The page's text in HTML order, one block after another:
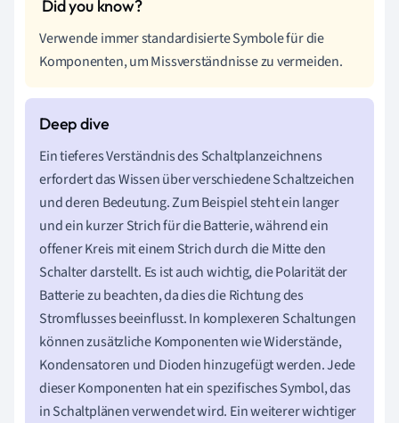
Verwende immer standardisierte Symbole für die
Komponenten, um Missverständnisse zu vermeiden.
Ein tieferes Verständnis des Schaltplanzeichnens
erfordert das Wissen über verschiedene Schaltzeichen
und deren Bedeutung. Zum Beispiel steht ein langer
und ein kurzer Strich für die Batterie, während ein
offener Kreis mit einem Strich durch die Mitte den
Schalter darstellt. Es ist auch wichtig, die Polarität der
Batterie zu beachten, da dies die Richtung des
Stromflusses beeinflusst. In komplexeren Schaltungen
können zusätzliche Komponenten wie Widerstände,
Kondensatoren und Dioden hinzugefügt werden. Jede
dieser Komponenten hat ein spezifisches Symbol, das
in Schaltplänen verwendet wird. Ein weiterer wichtiger